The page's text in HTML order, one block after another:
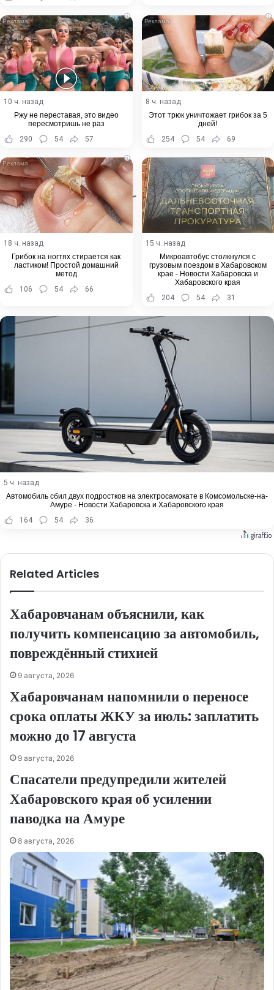
i
10 ч. назад
Ржу не переставая, это видео
пересмотришь не раз
290
54 57
i
8 ч. назад
Этот трюк уничтожает грибок за 5
дней!
254
54 69
i
18 ч. назад
Грибок на ногтях стирается как
ластиком! Простой домашний
метод
106
54 66
15 ч. назад
Микроавтобус столкнулся с
грузовым поездом в Хабаровском
крае - Новости Хабаровска и
Хабаровского края
204
54 31
5 ч. назад
Автомобиль сбил двух подростков на электросамокате в Комсомольске-на-
Амуре - Новости Хабаровска и Хабаровского края
164
54 36
Related Articles
Хабаровчанам объяснили, как
получить компенсацию за автомобиль,
повреждённый стихией
9 августа, 2026
Хабаровчанам напомнили о переносе
срока оплаты ЖКУ за июль: заплатить
можно до 17 августа
9 августа, 2026
Спасатели предупредили жителей
Хабаровского края об усилении
паводка на Амуре
8 августа, 2026